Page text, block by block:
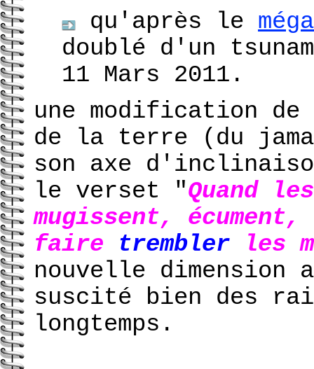
qu'après le
doublé d'un
11 Mars 2011.
une modification
de la terre (du
son axe
le verset "Quand
mugissent,
faire
trembler les
nouvelle
suscité bien des
longtemps.